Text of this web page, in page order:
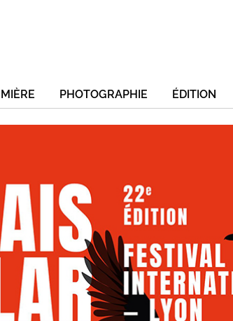
PHOTOGRAPHIE ÉDITION